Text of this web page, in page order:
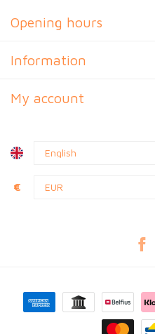
Opening hours
Information
My account
€